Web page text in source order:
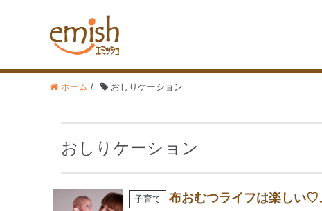
ホーム / おしりケーション
おしりケーション
子育て 布おむつライフは楽しい♡